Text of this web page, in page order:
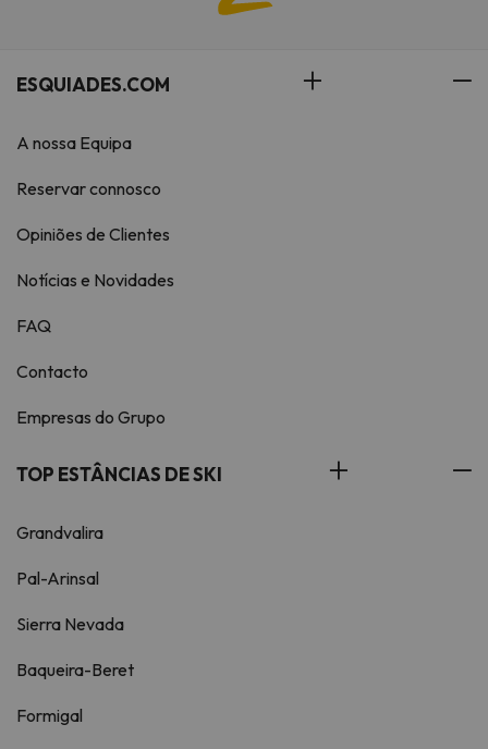
ESQUIADES.COM
A nossa Equipa
Reservar connosco
Opiniões de Clientes
Notícias e Novidades
FAQ
Contacto
Empresas do Grupo
TOP ESTÂNCIAS DE SKI
Grandvalira
Pal-Arinsal
Sierra Nevada
Baqueira-Beret
Formigal